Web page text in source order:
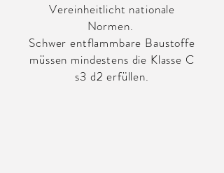
Vereinheitlicht nationale
Normen.
Schwer entflammbare Baustoffe
müssen mindestens die Klasse C
s3 d2 erfüllen.